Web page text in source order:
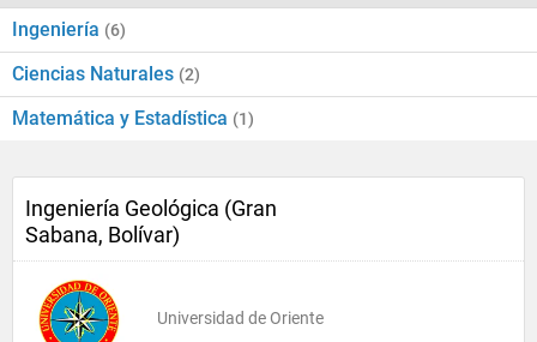
Ingeniería (6)
Ciencias Naturales (2)
Matemática y Estadística (1)
Ingeniería Geológica (Gran
Sabana, Bolívar)
Universidad de Oriente